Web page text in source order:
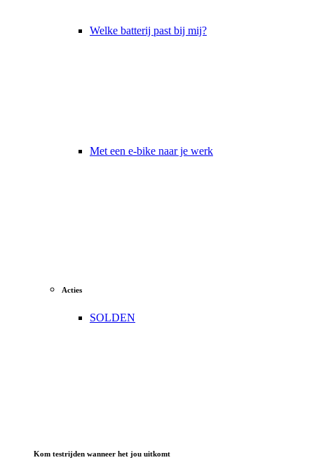
Welke batterij past bij mij?
Met een e-bike naar je werk
Acties
SOLDEN
Kom testrijden wanneer het jou uitkomt